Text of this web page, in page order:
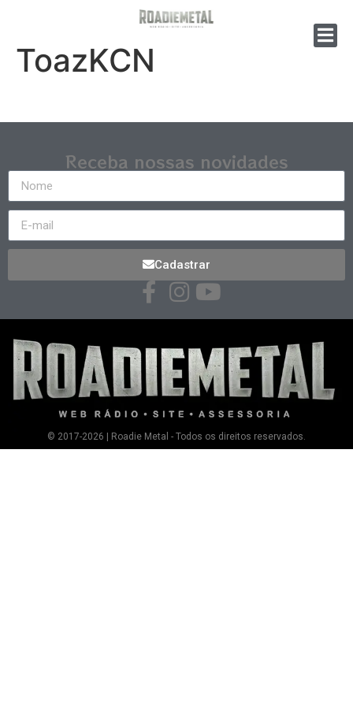
ToazKCN
Receba nossas novidades
Cadastrar
© 2017-2026 | Roadie Metal - Todos os direitos reservados.